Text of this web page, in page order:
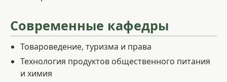
Современные кафедры
Товароведение, туризма и права
Технология продуктов общественного питания
и химия